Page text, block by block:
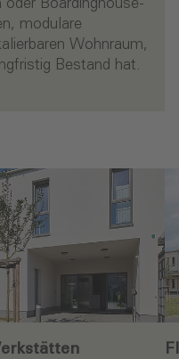
Boardinghouse-
modulare
Wohnraum,
Bestand hat.